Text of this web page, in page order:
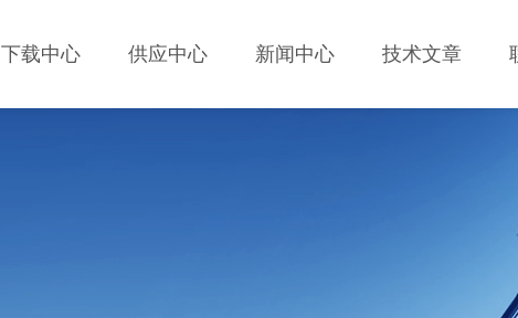
下载中心 供应中心 新闻中心 技术文章